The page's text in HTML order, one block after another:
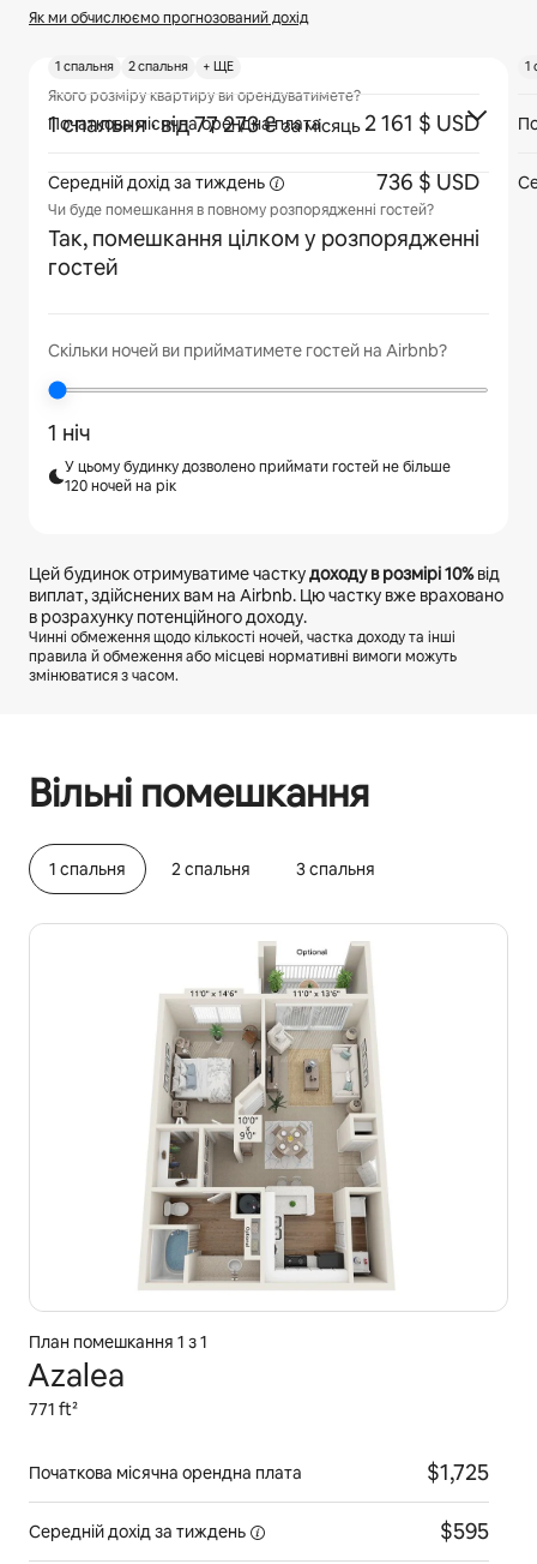
Як ми обчислюємо прогнозований дохід
Якого розміру квартиру ви орендуватимете?
1 спальня · від 77 273 ₴за місяць
Чи буде помешкання в повному розпорядженні гостей?
Так, помешкання цілком у розпорядженні
гостей
Скільки ночей ви прийматимете гостей на Airbnb?
1 ніч
У цьому будинку дозволено приймати гостей не більше
120 ночей на рік
Цей будинок отримуватиме часткудоходу в розмірі10%від
виплат, здійснених вам на Airbnb. Цю частку вже враховано
в розрахунку потенційного доходу.
Чинні обмеження щодо кількості ночей, частка доходу та інші
правила й обмеження або місцеві нормативні вимоги можуть
змінюватися з часом.
Вільні помешкання
1 спальня 2 спальня 3 спальня
План помешкання 1 з 1
Azalea
771 ft²
Початкова місячна орендна плата $1,725
Середній дохідза тиждень $595
1 спальня 2 спальня + ЩЕ
Початкова місячна орендна плата 2 161 $ USD
Середній дохідза тиждень 736 $ USD
1